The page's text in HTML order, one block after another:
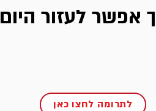
אפשר לעזור היום
לתרומה לחצו כאן